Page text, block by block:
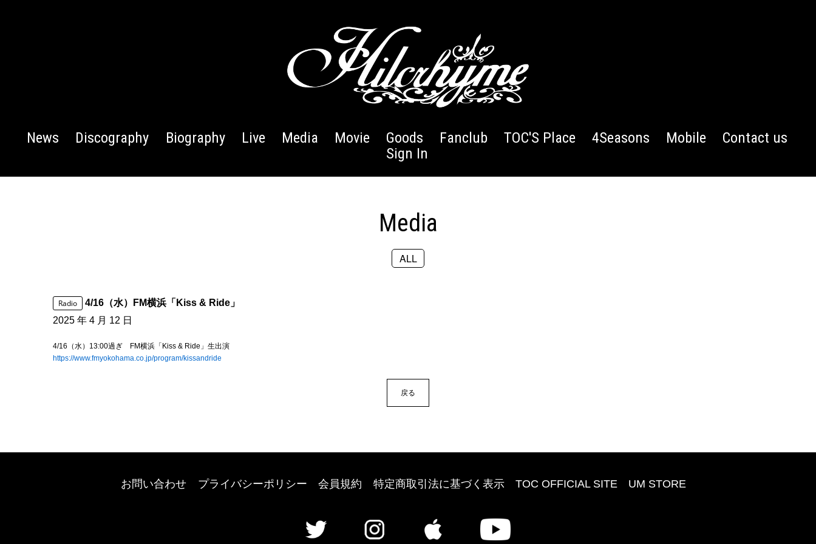
News Discography Biography Live Media Movie Goods Fanclub TOC'S Place 4Seasons Mobile
Contact us
Sign In
Media
ALL
Radio
4/16（水）FM横浜「Kiss & Ride」
2025 年 4 月 12 日
4/16（水）13:00過ぎ FM横浜「Kiss & Ride」生出演
https://www.fmyokohama.co.jp/program/kissandride
戻る
お問い合わせ プライバシーポリシー 会員規約 特定商取引法に基づく表示 TOC OFFICIAL SITE UM STORE